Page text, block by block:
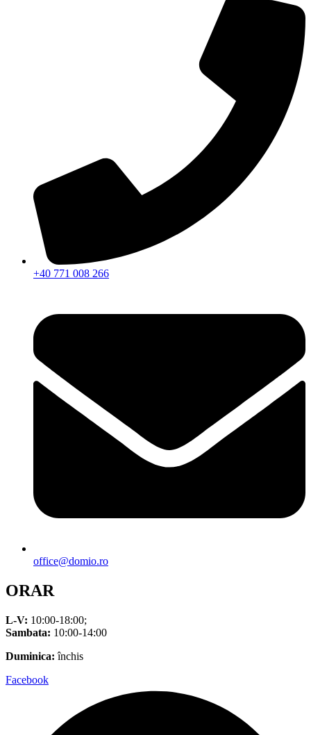
+40 771 008 266
office@domio.ro
ORAR
L-V: 10:00-18:00;
Sambata: 10:00-14:00
Duminica: închis
Facebook